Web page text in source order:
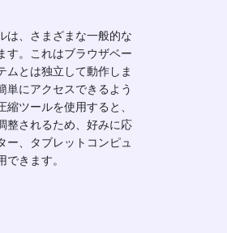
は、さまざまな一般的な
す。これはブラウザベー
ムとは独立して動作しま
単にアクセスできるよう
ツールを使用すると、
整されるため、好みに応
ー、タブレットコンピュ
きます。